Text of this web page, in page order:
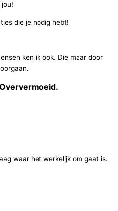
jou!
die je nodig hebt!
ken ik ook. Die maar door
waar het werkelijk om gaat is.